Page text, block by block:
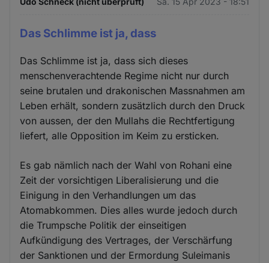
Das Schlimme ist ja, dass
Das Schlimme ist ja, dass sich dieses
menschenverachtende Regime nicht nur durch
seine brutalen und drakonischen Massnahmen am
Leben erhält, sondern zusätzlich durch den Druck
von aussen, der den Mullahs die Rechtfertigung
liefert, alle Opposition im Keim zu ersticken.
Es gab nämlich nach der Wahl von Rohani eine
Zeit der vorsichtigen Liberalisierung und die
Einigung in den Verhandlungen um das
Atomabkommen. Dies alles wurde jedoch durch
die Trumpsche Politik der einseitigen
Aufkündigung des Vertrages, der Verschärfung
der Sanktionen und der Ermordung Suleimanis